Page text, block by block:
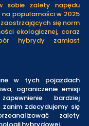
sobie zalety napędu
popularności w 2025
się norm
ekologicznej, coraz
hybrydy zamiast
w tych pojazdach
ograniczenie emisji
bardziej
zdecydujemy się
zalety